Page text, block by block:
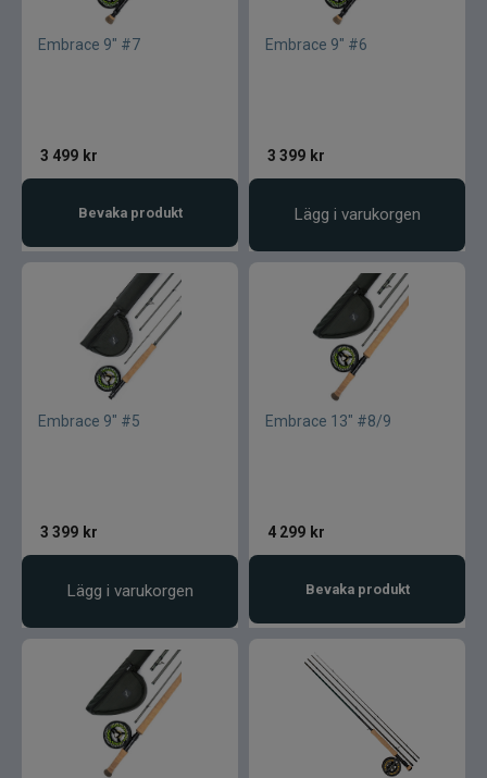
Embrace 9" #7
3 499 kr
Bevaka produkt
Embrace 9" #6
3 399 kr
Lägg i varukorgen
Embrace 9" #5
3 399 kr
Lägg i varukorgen
Embrace 13" #8/9
4 299 kr
Bevaka produkt